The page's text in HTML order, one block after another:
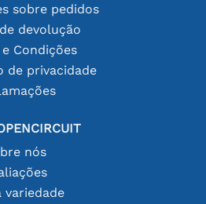
sobre pedidos
devolução
Condições
de privacidade
nós
variedade